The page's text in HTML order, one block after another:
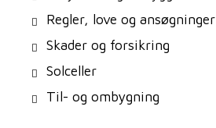
Regler, love og ansøgninger
Skader og forsikring
Solceller
Til- og ombygning